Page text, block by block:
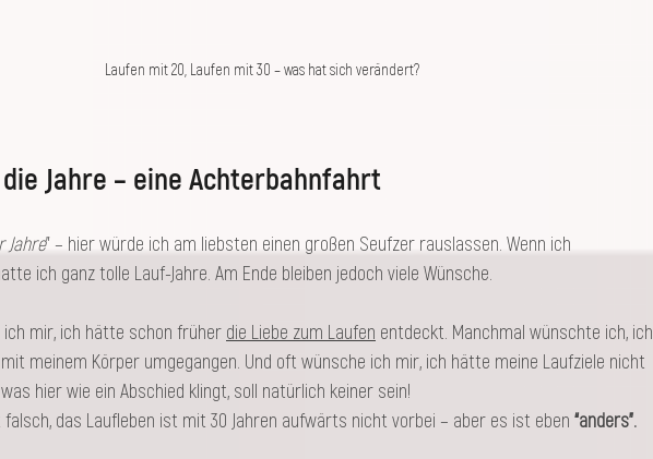
Laufen mit 20, Laufen mit 30 – was hat sich verändert?
Jahre – eine Achterbahnfahrt
Jahre” – hier würde ich am liebsten einen großen Seufzer rauslassen. Wenn ich
ich ganz tolle Lauf-Jahre. Am Ende bleiben jedoch viele Wünsche.
ich mir, ich hätte schon früher die Liebe zum Laufen entdeckt. Manchmal wünschte ich, ich
meinem Körper umgegangen. Und oft wünsche ich mir, ich hätte meine Laufziele nicht
hier wie ein Abschied klingt, soll natürlich keiner sein!
das Laufleben ist mit 30 Jahren aufwärts nicht vorbei – aber es ist eben “anders”.